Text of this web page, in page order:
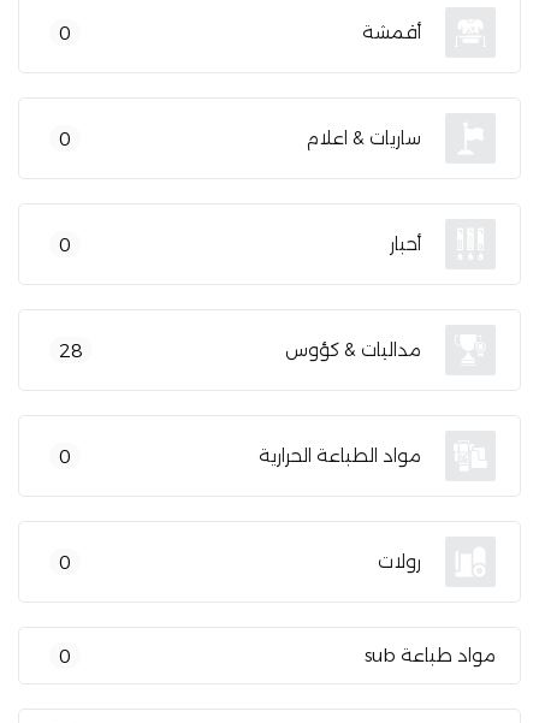
أقمشة 0
ساريات & اعلام 0
أحبار 0
مداليات & كؤوس 28
مواد الطباعة الحرارية 0
رولات 0
مواد طباعة sub 0